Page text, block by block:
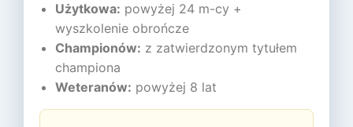
Użytkowa: powyżej 24 m-cy +
wyszkolenie obrończe
Championów: z zatwierdzonym tytułem
championa
Weteranów: powyżej 8 lat